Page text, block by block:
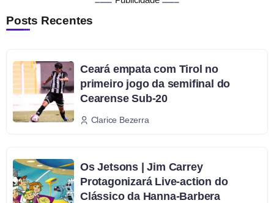
Posts Recentes
Ceará empata com Tirol no
primeiro jogo da semifinal do
Cearense Sub-20
Clarice Bezerra
Os Jetsons | Jim Carrey
Protagonizará Live-action do
Clássico da Hanna-Barbera